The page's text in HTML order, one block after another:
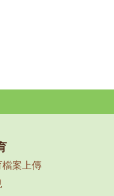
案上傳